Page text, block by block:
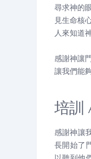
尋求神的
見生命核
人來知道
感謝神讓
讓我們能
培訓
感謝神讓
長開始了